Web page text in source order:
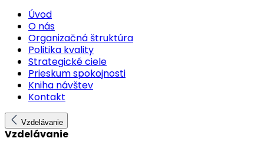
Úvod
O nás
Organizačná štruktúra
Politika kvality
Strategické ciele
Prieskum spokojnosti
Kniha návštev
Kontakt
Vzdelávanie
Vzdelávanie